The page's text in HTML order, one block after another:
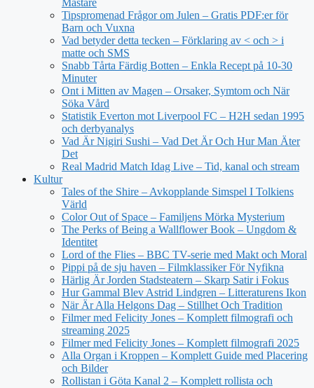
Mästare
Tipspromenad Frågor om Julen – Gratis PDF:er för
Barn och Vuxna
Vad betyder detta tecken – Förklaring av < och > i
matte och SMS
Snabb Tårta Färdig Botten – Enkla Recept på 10-30
Minuter
Ont i Mitten av Magen – Orsaker, Symtom och När
Söka Vård
Statistik Everton mot Liverpool FC – H2H sedan 1995
och derbyanalys
Vad Är Nigiri Sushi – Vad Det Är Och Hur Man Äter
Det
Real Madrid Match Idag Live – Tid, kanal och stream
Kultur
Tales of the Shire – Avkopplande Simspel I Tolkiens
Värld
Color Out of Space – Familjens Mörka Mysterium
The Perks of Being a Wallflower Book – Ungdom &
Identitet
Lord of the Flies – BBC TV-serie med Makt och Moral
Pippi på de sju haven – Filmklassiker För Nyfikna
Härlig Är Jorden Stadsteatern – Skarp Satir i Fokus
Hur Gammal Blev Astrid Lindgren – Litteraturens Ikon
När Är Alla Helgons Dag – Stillhet Och Tradition
Filmer med Felicity Jones – Komplett filmografi och
streaming 2025
Filmer med Felicity Jones – Komplett filmografi 2025
Alla Organ i Kroppen – Komplett Guide med Placering
och Bilder
Rollistan i Göta Kanal 2 – Komplett rollista och